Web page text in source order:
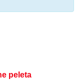
peleta